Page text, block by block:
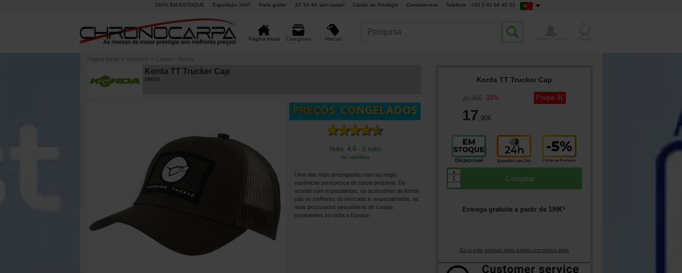
100% EM ESTOQUE Expedição 24H° Frete grátis¹ 2X 3X 4X sem taxas² Cartão de Privilégio Contacte-nos Telefone : +33 5 61 64 40 33
Página inicial Categorias Marcas
Página inicial » Vestuário » Capas – Bonés
Korda TT Trucker Cap
269157]
Nota: 4.6 - 5 voto
Ver opiniões
Uma das mais prestigiadas marcas anglo-
saxônicas para pesca de carpa pequena. De
acordo com especialistas, os acessórios da Korda
são os melhores do mercado e, especialmente, os
mais procurados pescadores de carpas
experientes em toda a Europa!
Korda TT Trucker Cap
21,90€ -18%
17,90€
Poupe 4€
Comprar
▲
Entrega gratuita a partir de 199€1
Eu vi este produto mais barato em outros sites